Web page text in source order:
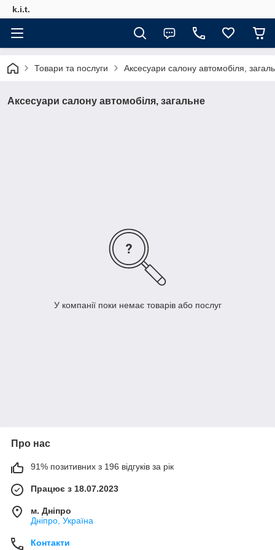
k.i.t.
Товари та послуги Аксесуари салону автомобіля,
Аксесуари салону автомобіля, загальне
У компанії поки немає товарів або послуг
Про нас
91% позитивних з 196 відгуків за рік
Працює з 18.07.2023
м. Дніпро
Дніпро, Україна
Контакти